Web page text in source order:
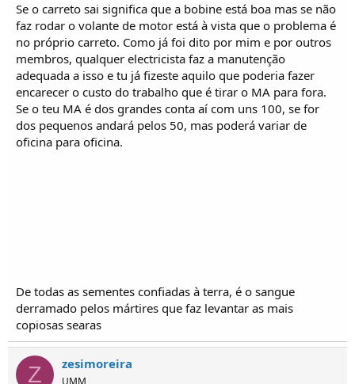
Se o carreto sai significa que a bobine está boa mas se não
faz rodar o volante de motor está à vista que o problema é
no próprio carreto. Como já foi dito por mim e por outros
membros, qualquer electricista faz a manutenção
adequada a isso e tu já fizeste aquilo que poderia fazer
encarecer o custo do trabalho que é tirar o MA para fora.
Se o teu MA é dos grandes conta aí com uns 100, se for
dos pequenos andará pelos 50, mas poderá variar de
oficina para oficina.
De todas as sementes confiadas à terra, é o sangue
derramado pelos mártires que faz levantar as mais
copiosas searas
Z zesimoreira